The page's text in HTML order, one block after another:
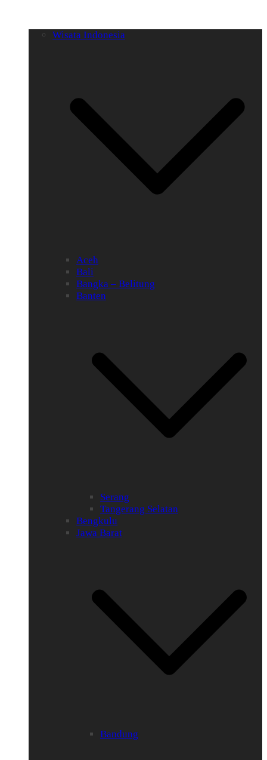
Wisata Indonesia
Aceh
Bali
Bangka – Belitung
Banten
Serang
Tangerang Selatan
Bengkulu
Jawa Barat
Bandung